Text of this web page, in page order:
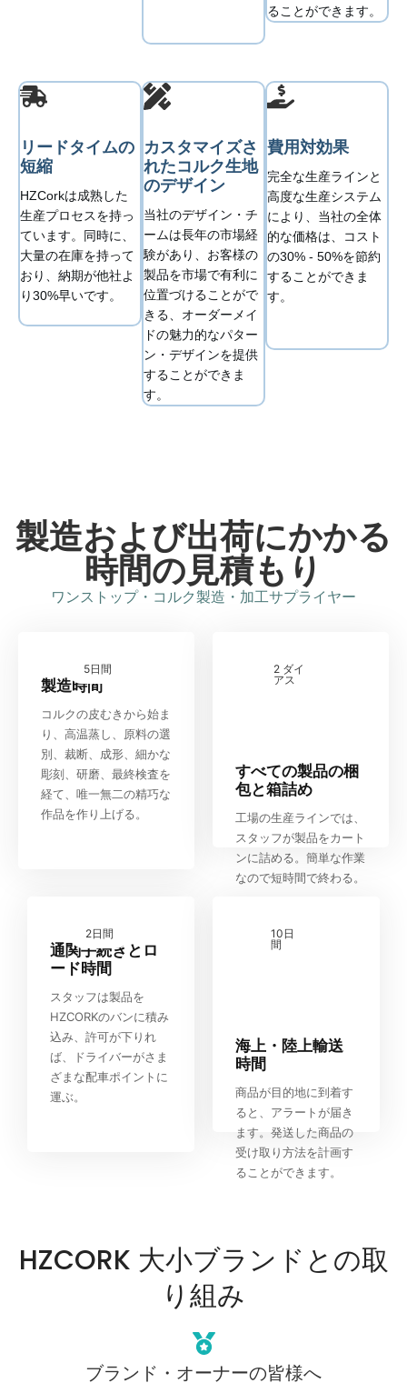
ることができます。
リードタイムの
短縮
HZCorkは成熟した
生産プロセスを持っ
ています。同時に、
大量の在庫を持って
おり、納期が他社よ
り30%早いです。
カスタマイズさ
れたコルク生地
のデザイン
当社のデザイン・チ
ームは長年の市場経
験があり、お客様の
製品を市場で有利に
位置づけることがで
きる、オーダーメイ
ドの魅力的なパター
ン・デザインを提供
することができま
す。
費用対効果
完全な生産ラインと
高度な生産システム
により、当社の全体
的な価格は、コスト
の30% - 50%を節約
することができま
す。
製造および出荷にかかる
時間の見積もり
ワンストップ・コルク製造・加工サプライヤー
5日間
製造時間
コルクの皮むきから始ま
り、高温蒸し、原料の選
別、裁断、成形、細かな
彫刻、研磨、最終検査を
経て、唯一無二の精巧な
作品を作り上げる。
2 ダイ
アス
すべての製品の梱
包と箱詰め
工場の生産ラインでは、
スタッフが製品をカート
ンに詰める。簡単な作業
なので短時間で終わる。
2日間
通関手続きとロ
ード時間
スタッフは製品を
HZCORKのバンに積み
込み、許可が下りれ
ば、ドライバーがさま
ざまな配車ポイントに
運ぶ。
10日
間
海上・陸上輸送
時間
商品が目的地に到着す
ると、アラートが届き
ます。発送した商品の
受け取り方法を計画す
ることができます。
HZCORK 大小ブランドとの取
り組み
ブランド・オーナーの皆様へ